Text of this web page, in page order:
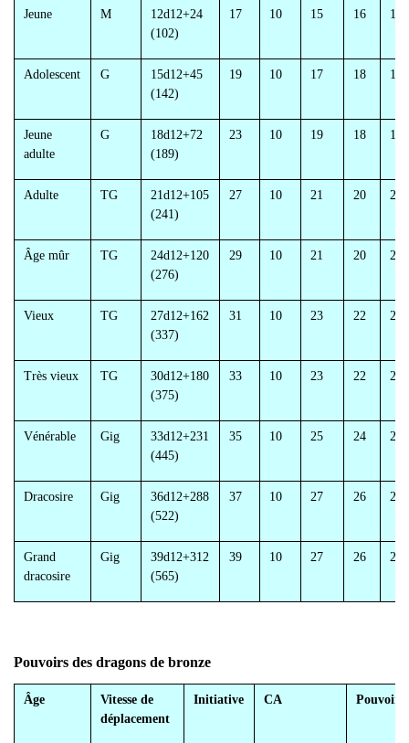
Jeune M
12d12+24
(102)
17 10 15 16 17
Adolescent G
15d12+45
(142)
19 10 17 18 19
Jeune
adulte
G
18d12+72
(189)
23 10 19 18 19
Adulte TG
21d12+105
(241)
27 10 21 20 21
Âge mûr TG
24d12+120
(276)
29 10 21 20 21
Vieux TG
27d12+162
(337)
31 10 23 22 23
Très vieux TG
30d12+180
(375)
33 10 23 22 23
Vénérable Gig
33d12+231
(445)
35 10 25 24 25
Dracosire Gig
36d12+288
(522)
37 10 27 26 27
Grand
dracosire
Gig
39d12+312
(565)
39 10 27 26 27
Pouvoirs des dragons de bronze
Âge
Vitesse de
déplacement
Initiative CA Pouvoirs